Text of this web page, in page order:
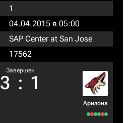
1
04.04.2015 в 05:00
SAP Center at San Jose
17562
Завершен
3 : 1
Аризона